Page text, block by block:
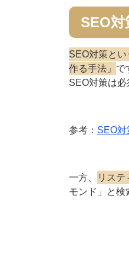
SEO
SEO対策と
作る手法」 で
SEO対策は必
参考： SEO
一方、 リステ
モンド」と検